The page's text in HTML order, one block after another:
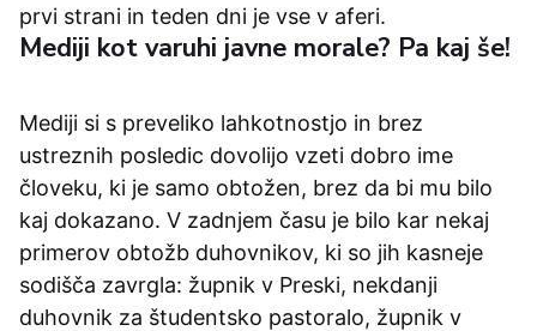
prvi strani in teden dni je vse v aferi.
Mediji kot varuhi javne morale? Pa kaj še!
Mediji si s preveliko lahkotnostjo in brez
ustreznih posledic dovolijo vzeti dobro ime
človeku, ki je samo obtožen, brez da bi mu bilo
kaj dokazano. V zadnjem času je bilo kar nekaj
primerov obtožb duhovnikov, ki so jih kasneje
sodišča zavrgla: župnik v Preski, nekdanji
duhovnik za študentsko pastoralo, župnik v